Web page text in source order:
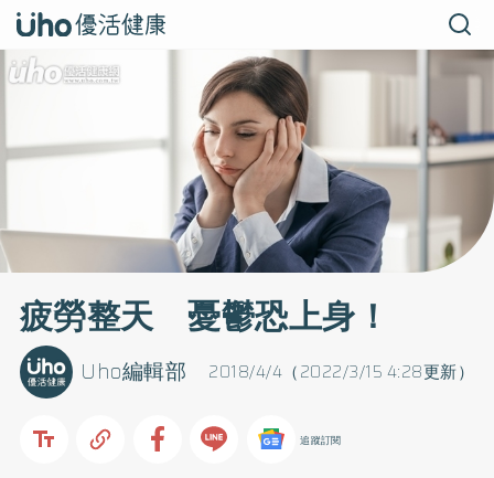
疲勞整天 憂鬱恐上身！
2018/4/4（2022/3/15 4:28更新）
Uho編輯部
追蹤訂閱